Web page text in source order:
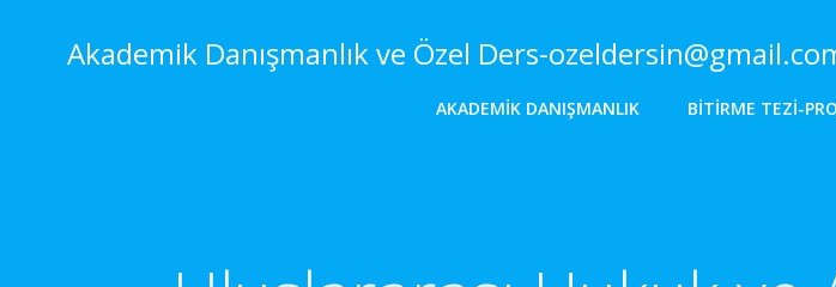
Akademik Danışmanlık ve Özel Ders-
AKADEMIK DANIŞMANLIK BITIRME TEZI-